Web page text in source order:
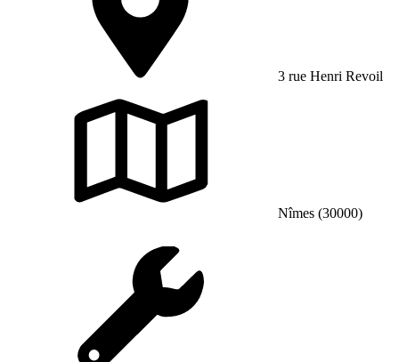
3 rue Henri Revoil
Nîmes (30000)